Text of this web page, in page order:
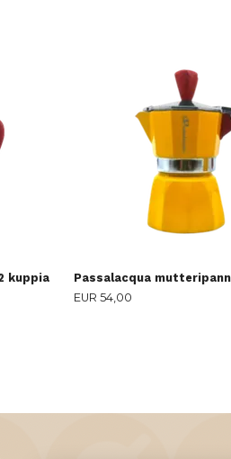
kuppia
Passalacqua
EUR 54,00